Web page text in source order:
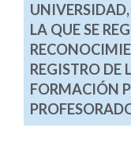
LA QUE SE
REGISTRO DE
FORMACIÓN